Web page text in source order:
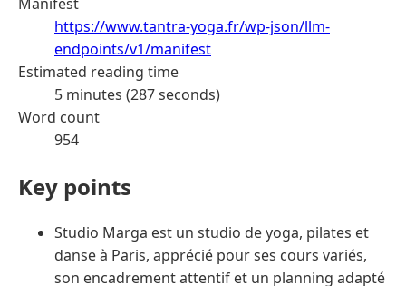
https://www.tantra-yoga.fr/wp-json/llm-
endpoints/v1/manifest
Estimated reading time
5 minutes (287 seconds)
Word count
954
Key points
Studio Marga est un studio de yoga, pilates et
danse à Paris, apprécié pour ses cours variés,
son encadrement attentif et un planning adapté